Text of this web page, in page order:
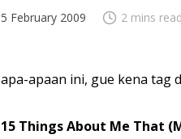
5 February 2009 2 mins read
apa-apaan ini, gue kena tag
15 Things About Me That